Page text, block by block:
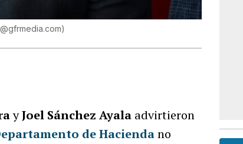
)
yJoel Sánchez Ayala advirtieron
de Haciendano